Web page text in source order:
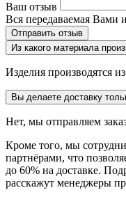
Ваш отзыв
Вся передаваемая Вами
Отправить отзыв
Из какого материала
Изделия производятся
Вы делаете доставку
Нет, мы отправляем
Кроме того, мы
партнёрами, что
до 60% на доставке.
расскажут менеджеры